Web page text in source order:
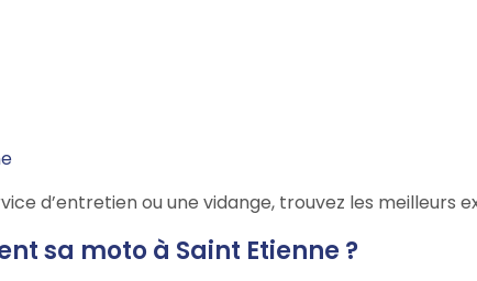
d’entretien ou une vidange, trouvez les meilleurs
sa moto à Saint Etienne ?